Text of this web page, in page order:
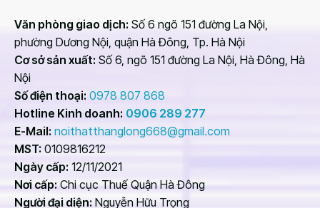
Văn phòng giao dịch:Số 6 ngõ 151 đường La Nội,
phường Dương Nội, quận Hà Đông, Tp. Hà Nội
Cơ sở sản xuất: Số 6, ngõ 151 đường La Nội, Hà Đông, Hà
Nội
Số điện thoại: 0978 807 868
Hotline Kinh doanh: 0906 289 277
E-Mail: noithatthanglong668@gmail.com
MST: 0109816212
Ngày cấp: 12/11/2021
Nơi cấp:Chi cục Thuế Quận Hà Đông
Người đại diện:Nguyễn Hữu Trọng